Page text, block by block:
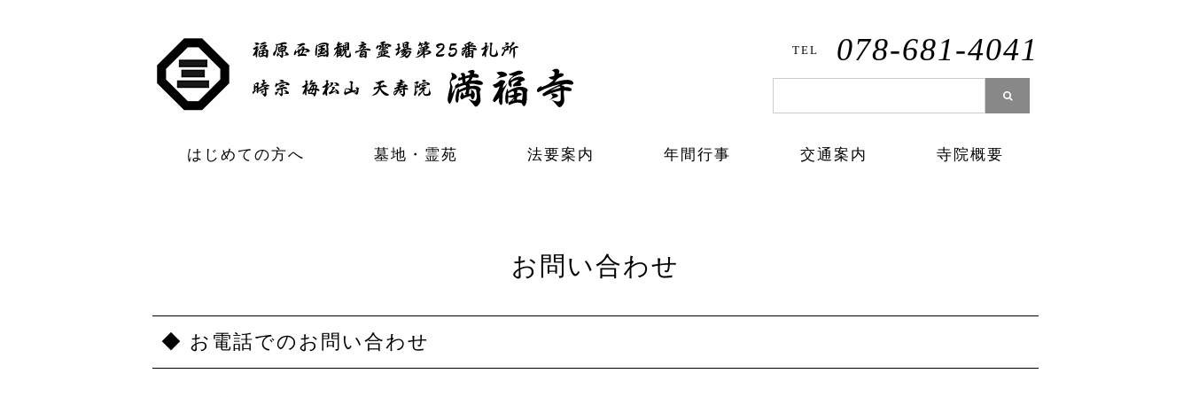
TEL 078-681-4041
はじめての方へ 墓地・霊苑 法要案内 年間行事 交通案内 寺院概要
お問い合わせ
◆ お電話でのお問い合わせ